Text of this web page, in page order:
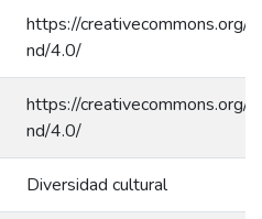
https://creativecommons.org/
nd/4.0/
https://creativecommons.org/
nd/4.0/
Diversidad cultural